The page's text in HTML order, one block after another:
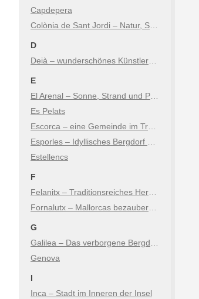
Capdepera
D
E
Es Pelats
Estellencs
F
G
Genova
I
Inca – Stadt im Inneren der Insel